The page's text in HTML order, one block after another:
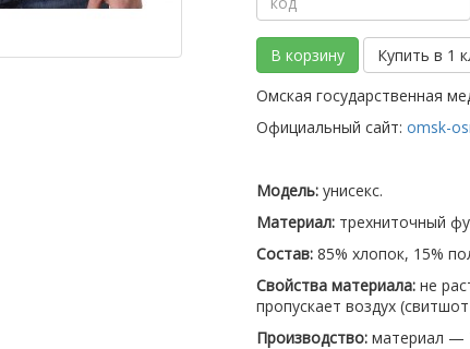
В корзину
Купить в 1
Омская государственная
Официальный сайт: omsk-
Модель:унисекс.
Материал: трехниточный
Состав:85% хлопок, 15%
Свойства материала:не
пропускает воздух
Производство:материал —